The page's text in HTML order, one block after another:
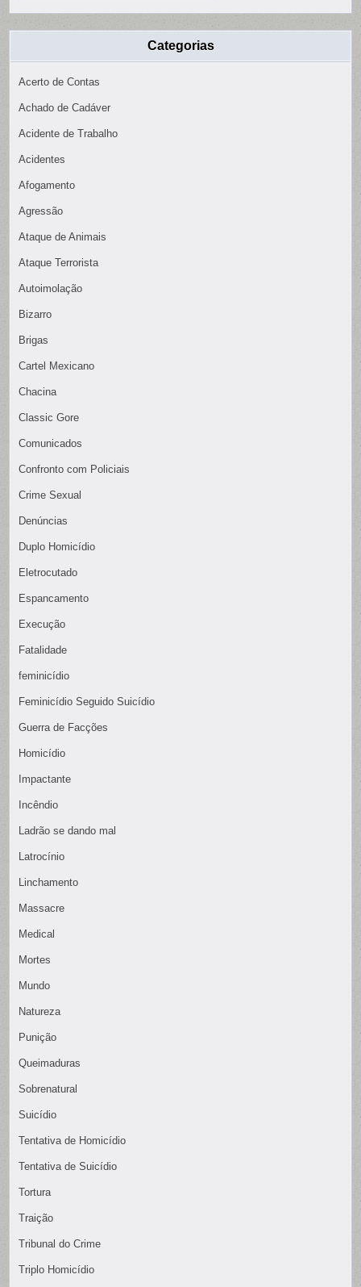
Categorias
Acerto de Contas
Achado de Cadáver
Acidente de Trabalho
Acidentes
Afogamento
Agressão
Ataque de Animais
Ataque Terrorista
Autoimolação
Bizarro
Brigas
Cartel Mexicano
Chacina
Classic Gore
Comunicados
Confronto com Policiais
Crime Sexual
Denúncias
Duplo Homicídio
Eletrocutado
Espancamento
Execução
Fatalidade
feminicídio
Feminicídio Seguido Suicídio
Guerra de Facções
Homicídio
Impactante
Incêndio
Ladrão se dando mal
Latrocínio
Linchamento
Massacre
Medical
Mortes
Mundo
Natureza
Punição
Queimaduras
Sobrenatural
Suicídio
Tentativa de Homicídio
Tentativa de Suicídio
Tortura
Traição
Tribunal do Crime
Triplo Homicídio